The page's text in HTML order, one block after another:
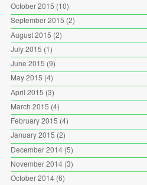
October 2015 (10)
September 2015 (2)
August 2015 (2)
July 2015 (1)
June 2015 (9)
May 2015 (4)
April 2015 (3)
March 2015 (4)
February 2015 (4)
January 2015 (2)
December 2014(5)
November 2014(3)
October 2014(6)